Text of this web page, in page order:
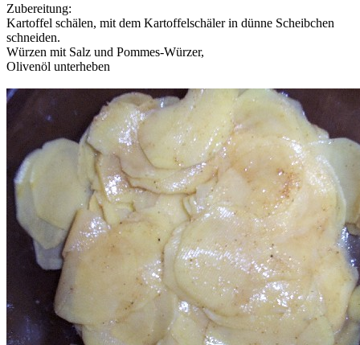
Zubereitung:
Kartoffel schälen, mit dem Kartoffelschäler in dünne Scheibchen
schneiden.
Würzen mit Salz und Pommes-Würzer,
Olivenöl unterheben